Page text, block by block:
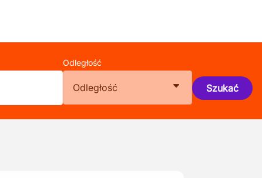
Odległość
Odległość Szukać